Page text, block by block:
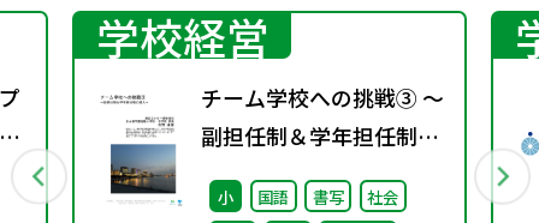
学校経営
チーム学校への挑戦③ ～
副担任制＆学年担任制の
導入～
小 国語 書写
社会